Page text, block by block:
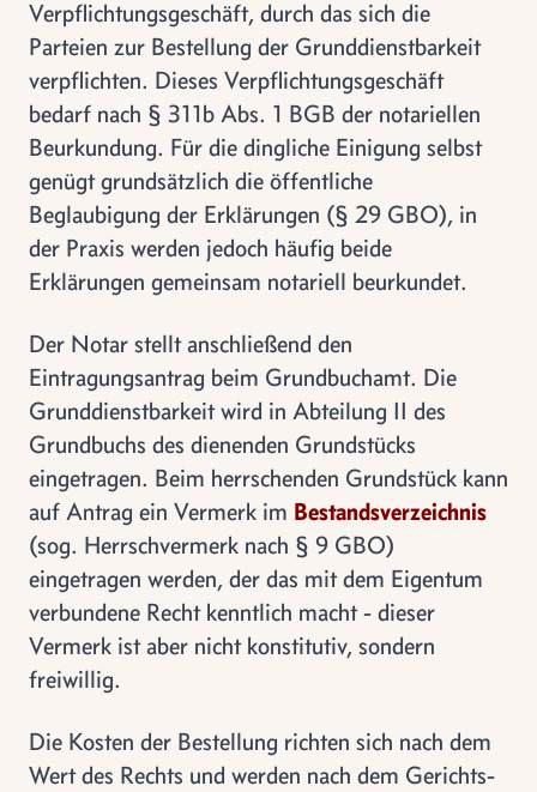
Verpflichtungsgeschäft, durch das sich die
Parteien zur Bestellung der Grunddienstbarkeit
verpflichten. Dieses Verpflichtungsgeschäft
bedarf nach § 311b Abs. 1 BGB der notariellen
Beurkundung. Für die dingliche Einigung selbst
genügt grundsätzlich die öffentliche
Beglaubigung der Erklärungen (§ 29 GBO), in
der Praxis werden jedoch häufig beide
Erklärungen gemeinsam notariell beurkundet.
Der Notar stellt anschließend den
Eintragungsantrag beim Grundbuchamt. Die
Grunddienstbarkeit wird in Abteilung II des
Grundbuchs des dienenden Grundstücks
eingetragen. Beim herrschenden Grundstück kann
auf Antrag ein Vermerk im Bestandsverzeichnis
(sog. Herrschvermerk nach § 9 GBO)
eingetragen werden, der das mit dem Eigentum
verbundene Recht kenntlich macht - dieser
Vermerk ist aber nicht konstitutiv, sondern
freiwillig.
Die Kosten der Bestellung richten sich nach dem
Wert des Rechts und werden nach dem Gerichts-